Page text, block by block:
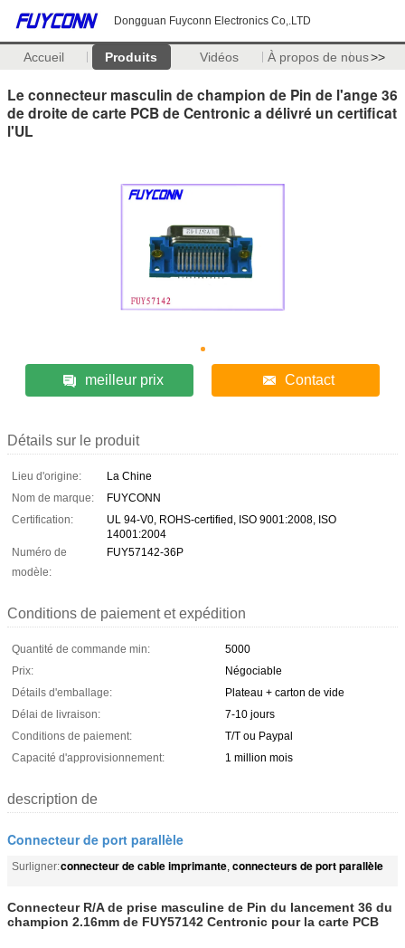
Dongguan Fuyconn Electronics Co,.LTD
Accueil Produits Vidéos À propos de nous>>
Le connecteur masculin de champion de Pin de l'ange 36
de droite de carte PCB de Centronic a délivré un certificat
l'UL
meilleur prix Contact
Détails sur le produit
Lieu d'origine:
La Chine
Nom de marque:
FUYCONN
Certification:
UL 94-V0, ROHS-certified, ISO 9001:2008, ISO
14001:2004
Numéro de
modèle:
FUY57142-36P
Conditions de paiement et expédition
Quantité de commande min:
5000
Prix:
Négociable
Détails d'emballage:
Plateau + carton de vide
Délai de livraison:
7-10 jours
Conditions de paiement:
T/T ou Paypal
Capacité d'approvisionnement:
1 million mois
description de
Connecteur de port parallèle
Surligner:connecteur de cable imprimante, connecteurs de port parallèle
Connecteur R/A de prise masculine de Pin du lancement 36 du
champion 2.16mm de FUY57142 Centronic pour la carte PCB